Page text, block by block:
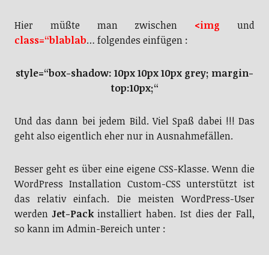
Hier müßte man zwischen <img und
class=“blablab… folgendes einfügen :
style=“box-shadow: 10px 10px 10px grey; margin-
top:10px;“
Und das dann bei jedem Bild. Viel Spaß dabei !!! Das
geht also eigentlich eher nur in Ausnahmefällen.
Besser geht es über eine eigene CSS-Klasse. Wenn die
WordPress Installation Custom-CSS unterstützt ist
das relativ einfach. Die meisten WordPress-User
werdenJet-Packinstalliert haben. Ist dies der Fall,
so kann im Admin-Bereich unter :